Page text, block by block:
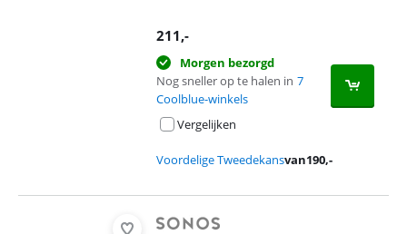
211,-
Morgen bezorgd
Nog sneller op te halen in 7
Coolblue-winkels
Vergelijken
Voordelige Tweedekansvan190,-